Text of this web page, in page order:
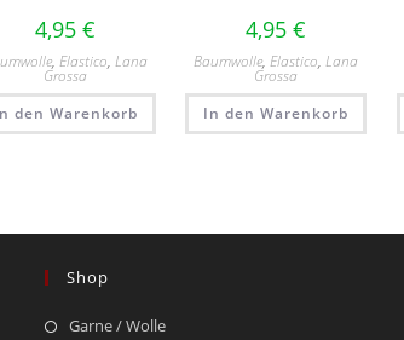
4,95 €
, Elastico, Lana
Grossa
den Warenkorb
4,95€
Baumwolle,Elastico,Lana
Grossa
In den Warenkorb
Shop
Garne / Wolle